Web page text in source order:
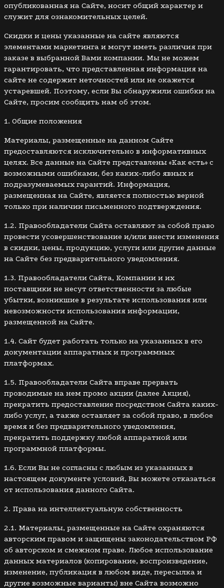
опубликованная на Сайте, носит общий характер и
служит для ознакомительных целей.
Скидки и цены указанные на сайте являются
элементами маркетинга и могут иметь различия при
заказе в выбранной Вами компании. Мы не можем
гарантировать, что представленная информация на
сайте не содержит неточностей или не окажется
устаревшей. Поэтому, если Вы обнаружили ошибки на
Сайте, просим сообщить нам об этом.
1. Общие положения
Материалы, размещенные на данном Сайте
предоставляются исключительно в информативных
целях. Все данные на Сайте представлены «Как есть» с
возможными ошибками, без каких-либо явных и
подразумеваемых гарантий. Информация,
размещенная на Сайте, является полностью верной
только при наличии письменного подтверждения.
1.2. Правообладатели Сайта оставляют за собой право
провести усовершенствование и/или внести изменения
в скидки, цены, продукцию, услуги или другие данные
на Сайте без предварительного уведомления.
1.3. Правообладатели Сайта, Компании и их
поставщики не несут ответственности за любые
убытки, возникшие в результате использования или
невозможности использования информации,
размещенной на Сайте.
1.4. Сайт будет работать только на указанных в его
документации аппаратных и программных
платформах.
1.5. Правообладатели Сайта вправе прервать
проводимые на нем промо акции (далее Акция),
прекратить предоставление посредством Сайта каких-
либо услуг, а также оставляет за собой право, в любое
время и без предварительного уведомления,
прекратить поддержку любой аппаратной или
программной платформы.
1.6. Если Вы не согласны с любым из указанных в
настоящем документе условий, Вы можете отказаться
от использования данного Сайта.
2. Права на интеллектуальную собственность
2.1. Материалы, размещенные на Сайте охраняются
авторским правом и защищены законодательством РФ
об авторском и смежном праве. Любое использование
данных материалов (копирование, воспроизведение,
изменение, публикация в любом виде, пересылка и
другие возможные варианты) вне Сайта возможно